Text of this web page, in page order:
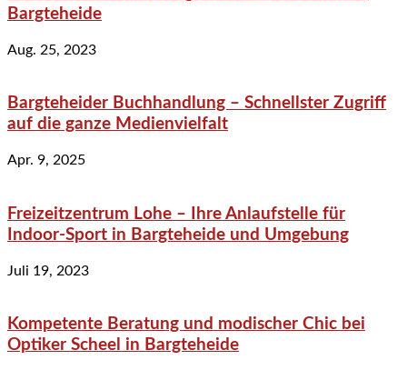
Bargteheide
Aug. 25, 2023
Bargteheider Buchhandlung – Schnellster Zugriff
auf die ganze Medienvielfalt
Apr. 9, 2025
Freizeitzentrum Lohe – Ihre Anlaufstelle für
Indoor-Sport in Bargteheide und Umgebung
Juli 19, 2023
Kompetente Beratung und modischer Chic bei
Optiker Scheel in Bargteheide